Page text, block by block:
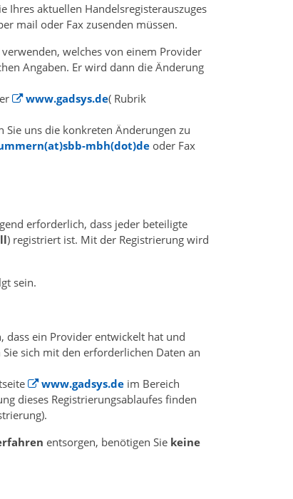
Ihres aktuellen Handelsregisterauszuges
mail oder Fax zusenden müssen.
welches von einem Provider
Angaben. Er wird dann die Änderung
www.gadsys.de( Rubrik
Sie uns die konkreten Änderungen zu
mbh(dot)de oder Fax
erforderlich, dass jeder beteiligte
) registriert ist. Mit der Registrierung wird
sein.
dass ein Provider entwickelt hat und
sich mit den erforderlichen Daten an
www.gadsys.de im Bereich
dieses Registrierungsablaufes finden
entsorgen, benötigen Sie keine